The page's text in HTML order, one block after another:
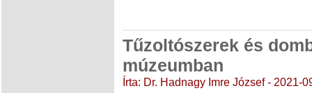
Tűzoltószerek és
múzeumban
Írta: Dr. Hadnagy Imre József - 2021-